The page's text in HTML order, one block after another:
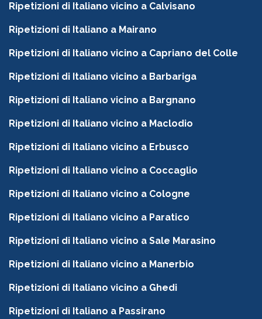
Ripetizioni di Italiano vicino a Calvisano
Ripetizioni di Italiano a Mairano
Ripetizioni di Italiano vicino a Capriano del Colle
Ripetizioni di Italiano vicino a Barbariga
Ripetizioni di Italiano vicino a Bargnano
Ripetizioni di Italiano vicino a Maclodio
Ripetizioni di Italiano vicino a Erbusco
Ripetizioni di Italiano vicino a Coccaglio
Ripetizioni di Italiano vicino a Cologne
Ripetizioni di Italiano vicino a Paratico
Ripetizioni di Italiano vicino a Sale Marasino
Ripetizioni di Italiano vicino a Manerbio
Ripetizioni di Italiano vicino a Ghedi
Ripetizioni di Italiano a Passirano